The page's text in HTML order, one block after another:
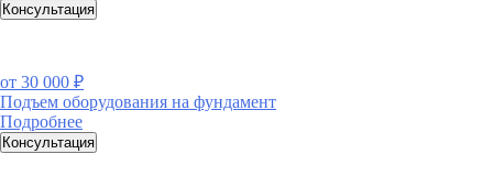
Консультация
от 30 000 ₽
Подъем оборудования на фундамент
Подробнее
Консультация